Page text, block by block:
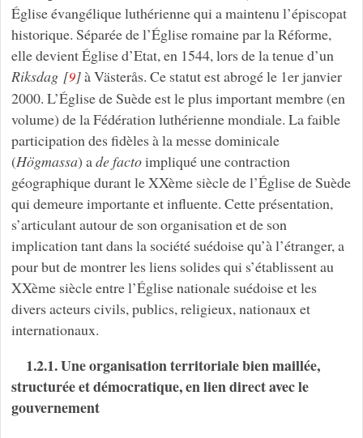
Église évangélique luthérienne qui a maintenu l’épiscopat
historique. Séparée de l’Église romaine par la Réforme,
elle devient Église d’Etat, en 1544, lors de la tenue d’un
Riksdag[9]à Västerås. Ce statut est abrogé le 1er janvier
2000. L’Église de Suède est le plus important membre (en
volume) de la Fédération luthérienne mondiale. La faible
participation des fidèles à la messe dominicale
(Högmassa) ade factoimpliqué une contraction
géographique durant le XXème siècle de l’Église de Suède
qui demeure importante et influente. Cette présentation,
s’articulant autour de son organisation et de son
implication tant dans la société suédoise qu’à l’étranger, a
pour but de montrer les liens solides qui s’établissent au
XXème siècle entre l’Église nationale suédoise et les
divers acteurs civils, publics, religieux, nationaux et
internationaux.
1.2.1. Une organisation territoriale bien maillée,
structurée et démocratique, en lien direct avec le
gouvernement